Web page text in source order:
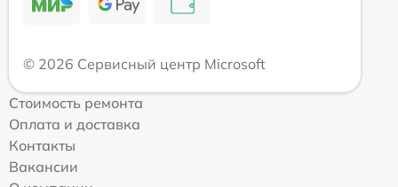
© 2026 Сервисный центр Microsoft
Стоимость ремонта
Оплата и доставка
Контакты
Вакансии